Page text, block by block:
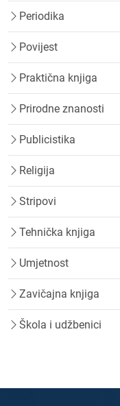
Periodika
Povijest
Praktična knjiga
Prirodne znanosti
Publicistika
Religija
Stripovi
Tehnička knjiga
Umjetnost
Zavičajna knjiga
Škola i udžbenici